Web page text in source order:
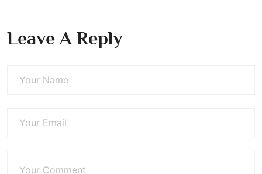
Leave A Reply